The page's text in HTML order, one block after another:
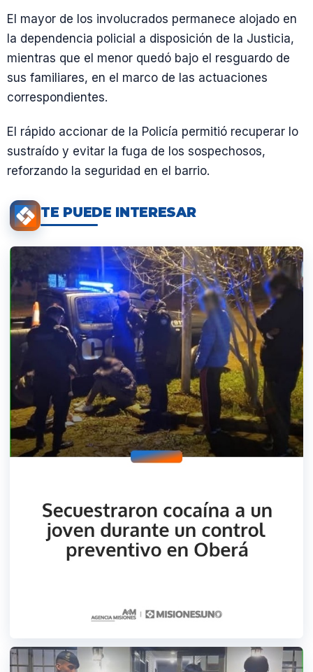
El mayor de los involucrados permanece alojado en
la dependencia policial a disposición de la Justicia,
mientras que el menor quedó bajo el resguardo de
sus familiares, en el marco de las actuaciones
correspondientes.
El rápido accionar de la Policía permitió recuperar lo
sustraído y evitar la fuga de los sospechosos,
reforzando la seguridad en el barrio.
TE PUEDE INTERESAR